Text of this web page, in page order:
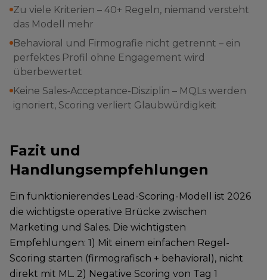
Zu viele Kriterien – 40+ Regeln, niemand versteht
das Modell mehr
Behavioral und Firmografie nicht getrennt – ein
perfektes Profil ohne Engagement wird
überbewertet
Keine Sales-Acceptance-Disziplin – MQLs werden
ignoriert, Scoring verliert Glaubwürdigkeit
Fazit und
Handlungsempfehlungen
Ein funktionierendes Lead-Scoring-Modell ist 2026
die wichtigste operative Brücke zwischen
Marketing und Sales. Die wichtigsten
Empfehlungen: 1) Mit einem einfachen Regel-
Scoring starten (firmografisch + behavioral), nicht
direkt mit ML. 2) Negative Scoring von Tag 1